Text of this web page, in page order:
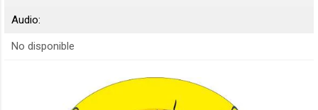
Audio:
No disponible